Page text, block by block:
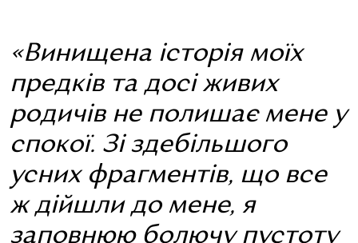
«Винищена історія моїх
предків та досі живих
родичів не полишає мене у
спокої. Зі здебільшого
усних фрагментів, що все
ж дійшли до мене, я
заповнюю болючу пустоту